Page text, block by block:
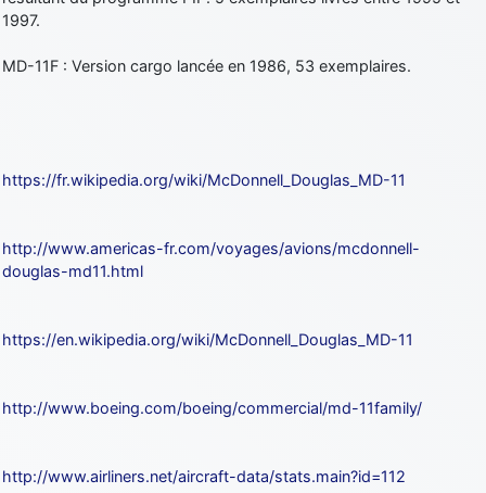
1997.
MD-11F : Version cargo lancée en 1986, 53 exemplaires.
https://fr.wikipedia.org/wiki/McDonnell_Douglas_MD-11
http://www.americas-fr.com/voyages/avions/mcdonnell-
douglas-md11.html
https://en.wikipedia.org/wiki/McDonnell_Douglas_MD-11
http://www.boeing.com/boeing/commercial/md-11family/
http://www.airliners.net/aircraft-data/stats.main?id=112